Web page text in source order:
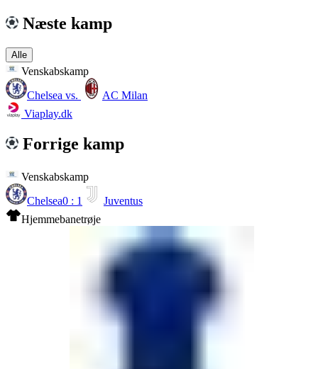
Næste kamp
Alle
Venskabskamp
Chelsea vs.
AC Milan
Viaplay.dk
Forrige kamp
Venskabskamp
Chelsea0 : 1
Juventus
Hjemmebanetrøje